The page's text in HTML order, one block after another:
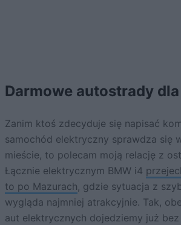
Darmowe autostrady
Zanim ktoś zdecyduje się napisać
samochód elektryczny sprawdza się
mieście, to polecam moją relację z
Łącznie elektrycznym BMW i4
to po Mazurach, gdzie sytuacja z
wygląda najmniej atrakcyjnie. Tak,
aut elektrycznych dojedziemy już